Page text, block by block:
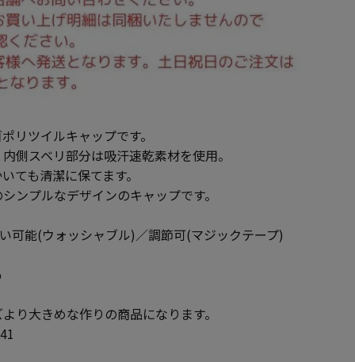
リツイルキャップです。
側スベリ部分は吸汗速乾素材を使用。
ても清潔に保てます。
ンプルなデザインのキャップです。
可能(ウォッシャブル)／調節可(マジックテープ)
り大きめな作りの商品になります。